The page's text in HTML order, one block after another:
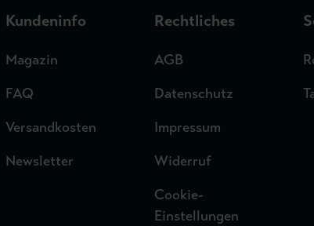
Kundeninfo
Magazin
FAQ
Versandkosten
Newsletter
Rechtliches
AGB
Datenschutz
Impressum
Widerruf
Cookie-
Einstellungen